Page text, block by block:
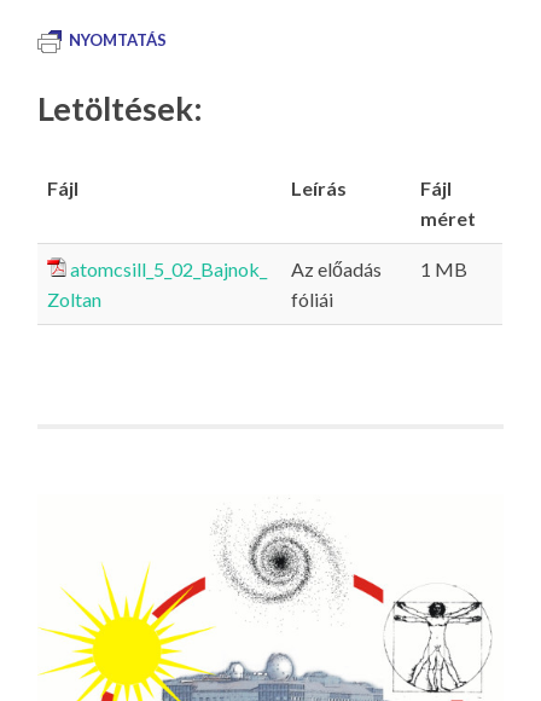
NYOMTATÁS
Letöltések:
Fájl Leírás
Fájl
méret
atomcsill_5_02_Bajnok_
Zoltan
Az előadás
fóliái
1 MB